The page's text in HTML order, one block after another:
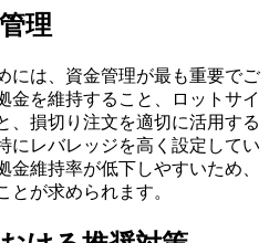
理
には、資金管理が最も重要でご
金を維持すること、ロットサイ
、損切り注文を適切に活用する
にレバレッジを高く設定してい
金維持率が低下しやすいため、
とが求められます。